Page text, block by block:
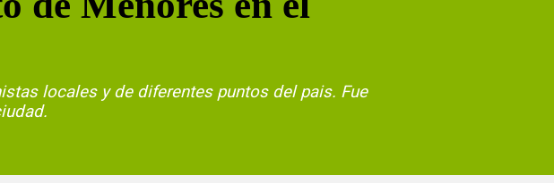
locales y de diferentes puntos del pais. Fue